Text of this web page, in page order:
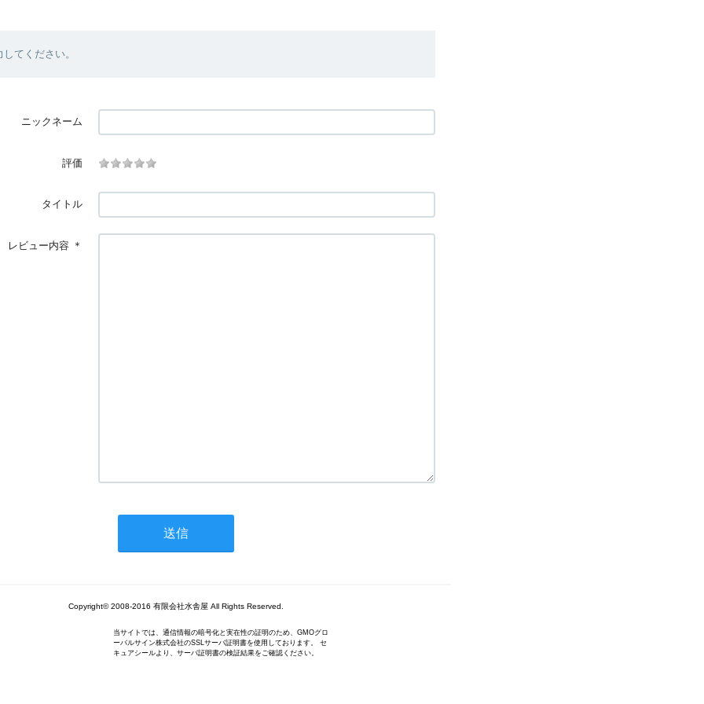
てください。
ニックネーム
評価
タイトル
レビュー内容 ＊
Copyright© 2008-2016 有限会社水舎屋 All Rights Reserved.
当サイトでは、通信情報の暗号化と実在性の証明のため、GMOグロ
ーバルサイン株式会社のSSLサーバ証明書を使用しております。 セ
キュアシールより、サーバ証明書の検証結果をご確認ください。